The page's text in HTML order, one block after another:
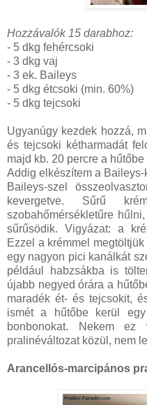
Hozzávalók 15 darabhoz:
- 5 dkg fehércsoki
- 3 dkg vaj
- 3 ek. Baileys
- 5 dkg étcsoki (min. 60%)
- 5 dkg tejcsoki
Ugyanúgy kezdek hozzá,
és tejcsoki kétharmadát
majd kb. 20 percre a hűtőbe
Addig elkészítem a Baileys-
Baileys-szel
kevergetve. Sűrű
szobahőmérsékletűre
sűrűsödik. Vigyázat: a
Ezzel a krémmel
egy nagyon pici kanálkát
például habzsákba is
újabb negyed órára a
maradék ét- és tejcsokit,
ismét a hűtőbe kerül
bonbonokat. Nekem
pralinéváltozat közül, nem
Arancellós-marcipános